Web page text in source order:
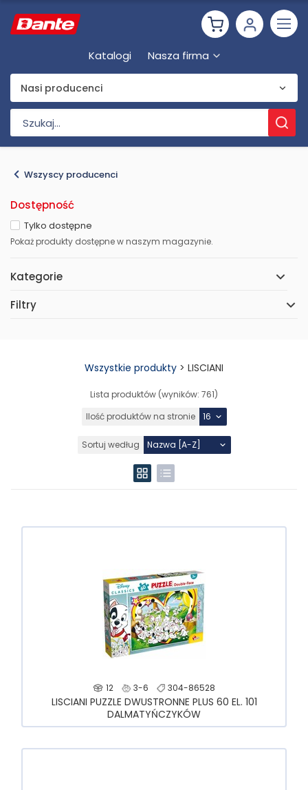
Katalogi Nasza firma
Nasi producenci
Wszyscy producenci
Dostępność
Tylko dostępne
Pokaż produkty dostępne w naszym magazynie.
Kategorie
Filtry
Wszystkie produkty > LISCIANI
Lista produktów (wyników: 761)
Ilość produktów na stronie
Sortuj według
12 3-6 304-86528
LISCIANI PUZZLE DWUSTRONNE PLUS 60 EL. 101
DALMATYŃCZYKÓW